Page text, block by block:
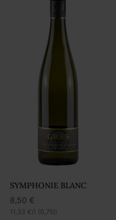
SYMPHONIE BLANC
8,50 €
11,33 € /l (0,75l)